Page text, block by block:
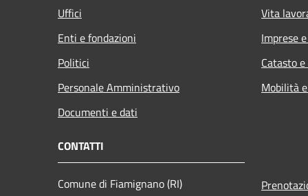
Uffici
Enti e fondazioni
Politici
Personale Amministrativo
Documenti e dati
Vita
Imprese
Catasto
Mobilità
CONTATTI
Comune di Fiamignano (RI)